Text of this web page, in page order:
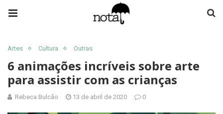
Artes Cultura Outras
6 animações incríveis sobre arte
para assistir com as crianças
Rebeca Bulcão 13 de abril de 2020 0